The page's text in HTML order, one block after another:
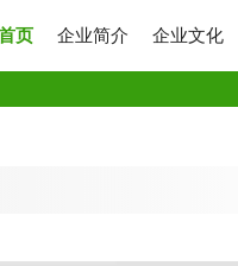
页 企业简介 企业文化